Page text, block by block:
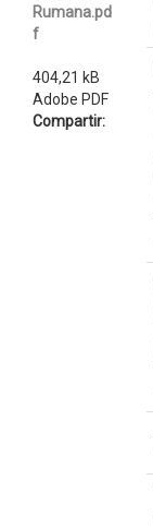
Rumana.pd
f
404,21 kB
Adobe PDF
Compartir: